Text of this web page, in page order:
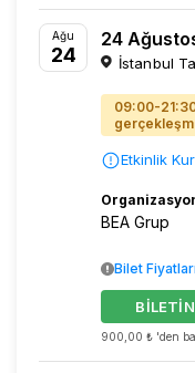
Ağu
24
24
İstanbul
09:00-21:30
Etkinlik
BEA Grup
900,00 ₺ 'den
Bilet Fiyatları